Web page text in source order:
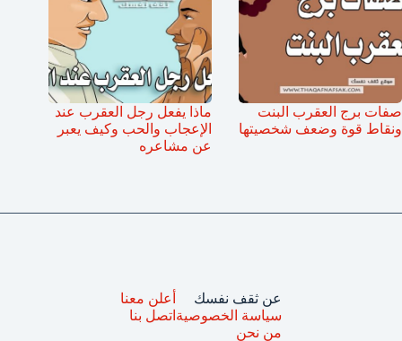
صفات برج العقرب البنت
ونقاط قوة وضعف شخصيتها
ماذا يفعل رجل العقرب عند
الإعجاب والحب وكيف يعبر
عن مشاعره
عن ثقف نفسك
سياسة الخصوصية
من نحن
أعلن معنا
اتصل بنا